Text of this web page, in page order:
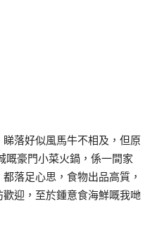
落好似風馬牛不相及，但原
嘅豪門小菜火鍋，係一間家
落足心思，食物出品高質，
迎，至於鍾意食海鮮嘅我哋